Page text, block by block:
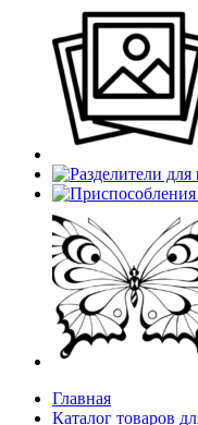
Главная
Каталог товаров